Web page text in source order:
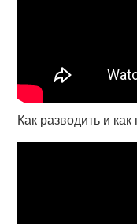
Как разводить и